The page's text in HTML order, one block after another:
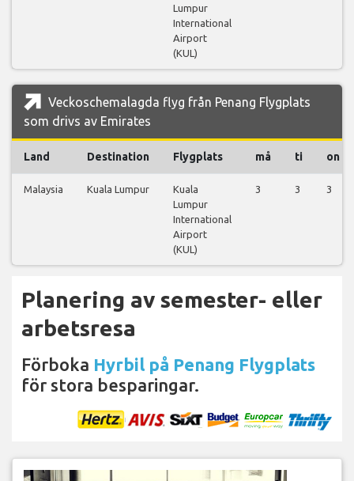
Lumpur
International
Airport
(KUL)
Veckoschemalagda flyg från Penang Flygplats
som drivs av Emirates
Land Destination Flygplats må ti on
Malaysia Kuala Lumpur
Kuala
Lumpur
International
Airport
(KUL)
3 3 3
Planering av semester- eller
arbetsresa
Förboka Hyrbil på Penang Flygplats
för stora besparingar.